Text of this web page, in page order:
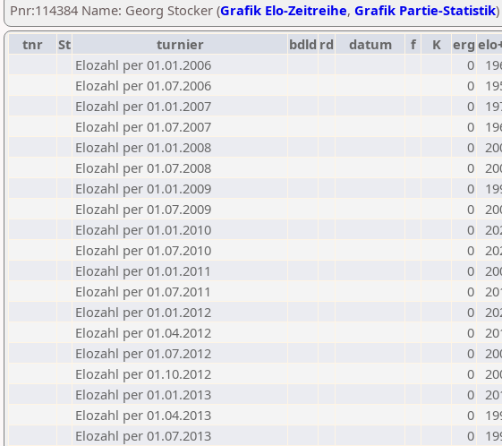
Pnr:114384 Name: Georg Stocker (Grafik Elo-Zeitreihe, Grafik Partie-Statistik)
tnr
St turnier bdld rd datum f K erg
Elozahl per 01.01.2006
0
Elozahl per 01.07.2006
0
Elozahl per 01.01.2007
0
Elozahl per 01.07.2007
0
Elozahl per 01.01.2008
0
Elozahl per 01.07.2008
0
Elozahl per 01.01.2009
0
Elozahl per 01.07.2009
0
Elozahl per 01.01.2010
0
Elozahl per 01.07.2010
0
Elozahl per 01.01.2011
0
Elozahl per 01.07.2011
0
Elozahl per 01.01.2012
0
Elozahl per 01.04.2012
0
Elozahl per 01.07.2012
0
Elozahl per 01.10.2012
0
Elozahl per 01.01.2013
0
Elozahl per 01.04.2013
0
Elozahl per 01.07.2013
0